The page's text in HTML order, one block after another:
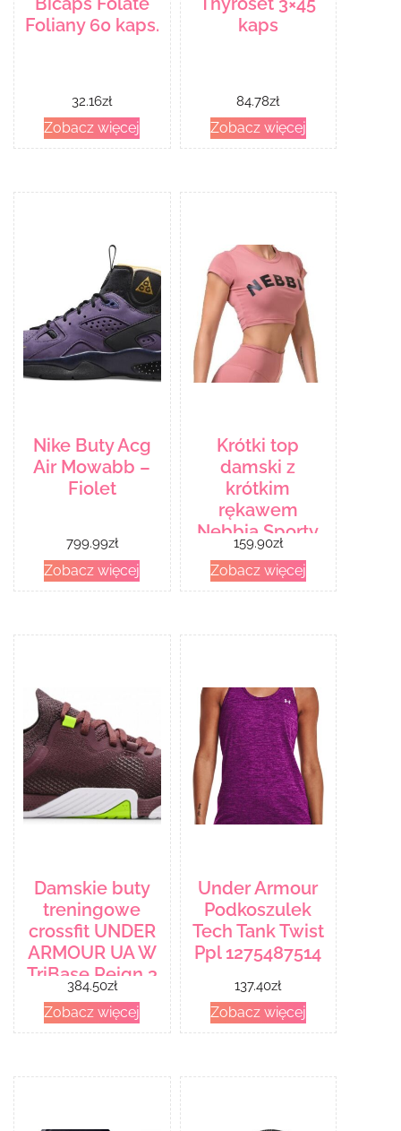
Foliany 60 kaps.
32.16zł
Zobacz więcej
kaps
84.78zł
Zobacz więcej
Nike Buty Acg
Air Mowabb –
Fiolet
799.99zł
Zobacz więcej
Krótki top
damski z
krótkim
rękawem
Nebbia Sporty
Hero 584, Old
Rose, M
159.90zł
Zobacz więcej
Damskie buty
treningowe
crossfit UNDER
ARMOUR UA W
TriBase Reign 3
NM
384.50zł
Zobacz więcej
Under Armour
Podkoszulek
Tech Tank Twist
Ppl 1275487514
137.40zł
Zobacz więcej